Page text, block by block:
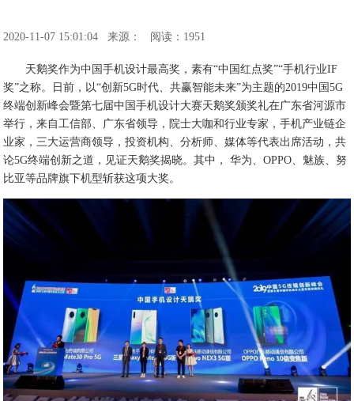
2020-11-07 15:01:04 来源： 阅读：1951
天鹅奖作为中国手机设计最高奖，素有“中国红点奖”“手机行业IF
奖”之称。日前，以“创新5G时代、共赢智能未来”为主题的2019中国5G
终端创新峰会暨第七届中国手机设计大赛天鹅奖颁奖礼在广东省河源市
举行，来自工信部、广东省领导，院士大咖和行业专家，手机产业链企
业家，三大运营商领导，投资机构、分析师、媒体等代表出席活动，共
论5G终端创新之道，见证天鹅奖揭晓。其中， 华为、OPPO、魅族、努
比亚等品牌旗下机型斩获这项大奖。